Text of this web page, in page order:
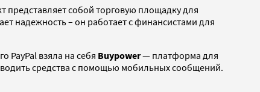
представляет собой торговую площадку для
надежность – он работает с финансистами для
PayPal взяла на себя Buypower— платформа для
средства с помощью мобильных сообщений.